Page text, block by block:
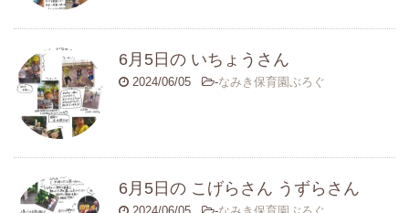
6月5日の いちょうさん
2024/06/05 -なみき保育園ぶろぐ
6月5日の こげらさん うずらさん